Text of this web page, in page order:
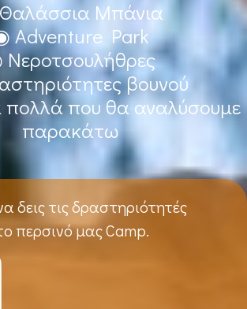
Μπάνια
Adventure Park
βουνού
που θα αναλύσουμε
παρακάτω
δεις τις δραστηριότητές
περσινό μας Camp.